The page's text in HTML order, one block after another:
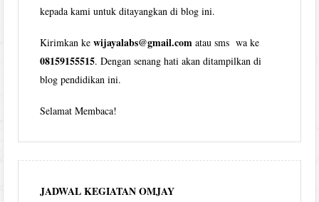
kepada kami untuk ditayangkan di blog ini.
Kirimkan kewijayalabs@gmail.com atau sms wa ke
08159155515. Dengan senang hati akan ditampilkan di
blog pendidikan ini.
Selamat Membaca!
JADWAL KEGIATAN OMJAY